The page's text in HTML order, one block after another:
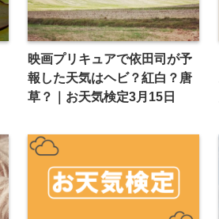
映画プリキュアで依田司が予
報した天気はヘビ？紅白？唐
草？｜お天気検定3月15日